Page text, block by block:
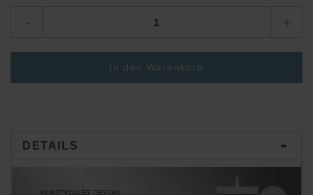
- +
In den Warenkorb
DETAILS
KUNSTVOLLES DESIGN